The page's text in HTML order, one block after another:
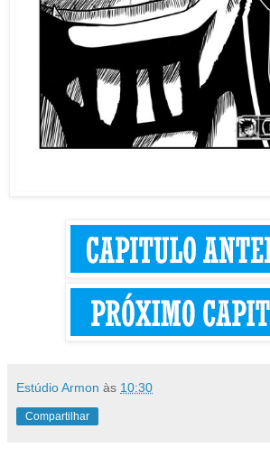
Estúdio Armon às 10:30
Compartilhar